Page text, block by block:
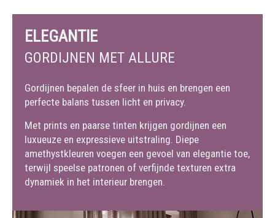
ELEGANTIE
GORDIJNEN MET ALLURE
Gordijnen bepalen de sfeer in huis en brengen een
perfecte balans tussen licht en privacy.
Met prints en paarse tinten krijgen gordijnen een
luxueuze en expressieve uitstraling. Diepe
amethystkleuren voegen een gevoel van elegantie toe,
terwijl speelse patronen of verfijnde texturen extra
dynamiek in het interieur brengen.